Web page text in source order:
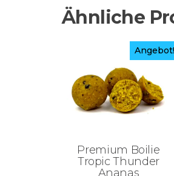
Ähnliche
Angebot!
Premium Boilie
Tropic Thunder
Ananas